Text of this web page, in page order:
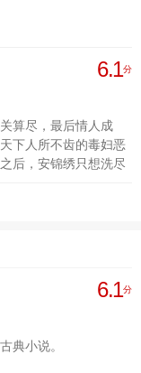
6.1分
算尽，最后情人成
下人所不齿的毒妇恶
后，安锦绣只想洗尽
争与弃，笑与泪从来
6.1分
典小说。